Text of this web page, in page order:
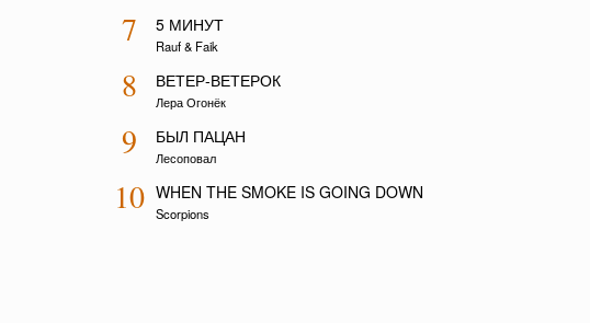
7 5 МИНУТ
Rauf & Faik
8 ВЕТЕР-ВЕТЕРОК
Лера Огонёк
9 БЫЛ ПАЦАН
Лесоповал
10 WHEN THE SMOKE IS GOING DOWN
Scorpions